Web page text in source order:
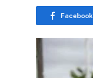
Facebook